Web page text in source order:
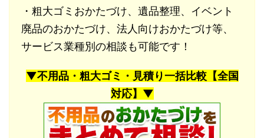
・粗大ゴミおかたづけ、遺品整理、イベント
廃品のおかたづけ、法人向けおかたづけ等、
サービス業種別の相談も可能です！
▼不用品・粗大ゴミ・見積り一括比較【全国
対応】▼